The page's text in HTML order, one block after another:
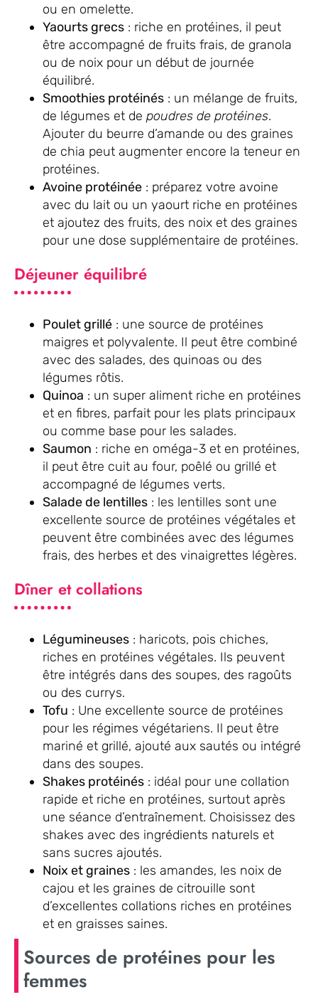
ou en omelette.
Yaourts grecs : riche en protéines, il peut
être accompagné de fruits frais, de granola
ou de noix pour un début de journée
équilibré.
Smoothies protéinés : un mélange de fruits,
de légumes et de poudres de protéines.
Ajouter du beurre d’amande ou des graines
de chia peut augmenter encore la teneur en
protéines.
Avoine protéinée : préparez votre avoine
avec du lait ou un yaourt riche en protéines
et ajoutez des fruits, des noix et des graines
pour une dose supplémentaire de protéines.
Déjeuner équilibré
Poulet grillé : une source de protéines
maigres et polyvalente. Il peut être combiné
avec des salades, des quinoas ou des
légumes rôtis.
Quinoa : un super aliment riche en protéines
et en fibres, parfait pour les plats principaux
ou comme base pour les salades.
Saumon : riche en oméga-3 et en protéines,
il peut être cuit au four, poêlé ou grillé et
accompagné de légumes verts.
Salade de lentilles : les lentilles sont une
excellente source de protéines végétales et
peuvent être combinées avec des légumes
frais, des herbes et des vinaigrettes légères.
Dîner et collations
Légumineuses : haricots, pois chiches,
riches en protéines végétales. Ils peuvent
être intégrés dans des soupes, des ragoûts
ou des currys.
Tofu : Une excellente source de protéines
pour les régimes végétariens. Il peut être
mariné et grillé, ajouté aux sautés ou intégré
dans des soupes.
Shakes protéinés : idéal pour une collation
rapide et riche en protéines, surtout après
une séance d’entraînement. Choisissez des
shakes avec des ingrédients naturels et
sans sucres ajoutés.
Noix et graines : les amandes, les noix de
cajou et les graines de citrouille sont
d’excellentes collations riches en protéines
et en graisses saines.
Sources de protéines pour les
femmes